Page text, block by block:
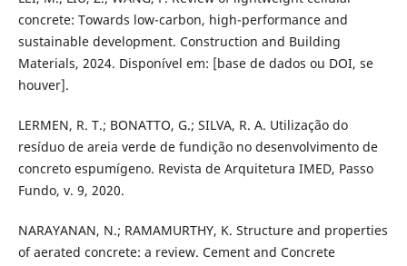
concrete: Towards low-carbon, high-performance and
sustainable development. Construction and Building
Materials, 2024. Disponível em: [base de dados ou DOI, se
houver].
LERMEN, R. T.; BONATTO, G.; SILVA, R. A. Utilização do
resíduo de areia verde de fundição no desenvolvimento de
concreto espumígeno. Revista de Arquitetura IMED, Passo
Fundo, v. 9, 2020.
NARAYANAN, N.; RAMAMURTHY, K. Structure and properties
of aerated concrete: a review. Cement and Concrete